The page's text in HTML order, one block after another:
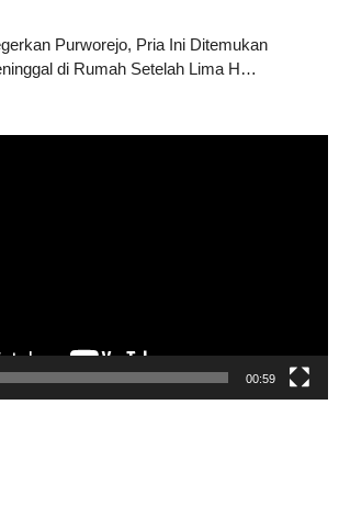
Purworejo, Pria Ini Ditemukan
di Rumah Setelah Lima H…
00:59